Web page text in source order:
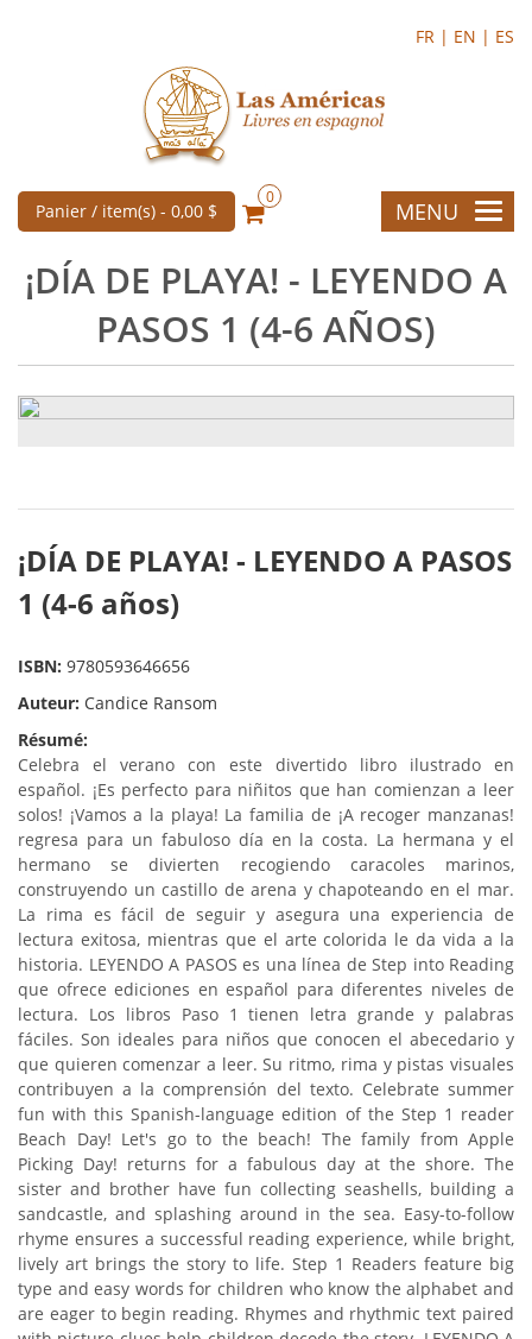
FR | EN | ES
Panier / item(s) - 0,00 $
0
MENU
¡DÍA DE PLAYA! - LEYENDO A
PASOS 1 (4-6 AÑOS)
¡DÍA DE PLAYA! - LEYENDO A PASOS
1 (4-6 años)
ISBN: 9780593646656
Auteur: Candice Ransom
Résumé:
Celebra el verano con este divertido libro ilustrado en
español. ¡Es perfecto para niñitos que han comienzan a leer
solos! ¡Vamos a la playa! La familia de ¡A recoger manzanas!
regresa para un fabuloso día en la costa. La hermana y el
hermano se divierten recogiendo caracoles marinos,
construyendo un castillo de arena y chapoteando en el mar.
La rima es fácil de seguir y asegura una experiencia de
lectura exitosa, mientras que el arte colorida le da vida a la
historia. LEYENDO A PASOS es una línea de Step into Reading
que ofrece ediciones en español para diferentes niveles de
lectura. Los libros Paso 1 tienen letra grande y palabras
fáciles. Son ideales para niños que conocen el abecedario y
que quieren comenzar a leer. Su ritmo, rima y pistas visuales
contribuyen a la comprensión del texto. Celebrate summer
fun with this Spanish-language edition of the Step 1 reader
Beach Day! Let's go to the beach! The family from Apple
Picking Day! returns for a fabulous day at the shore. The
sister and brother have fun collecting seashells, building a
sandcastle, and splashing around in the sea. Easy-to-follow
rhyme ensures a successful reading experience, while bright,
lively art brings the story to life. Step 1 Readers feature big
type and easy words for children who know the alphabet and
are eager to begin reading. Rhymes and rhythmic text paired